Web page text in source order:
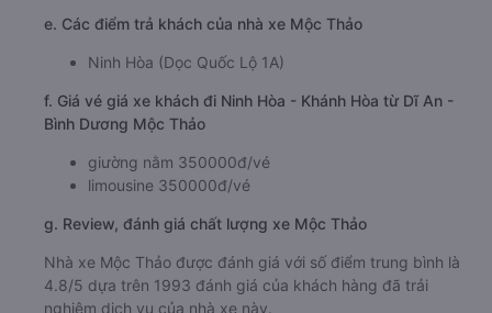
e. Các điểm trả khách của nhà xe Mộc Thảo
Ninh Hòa (Dọc Quốc Lộ 1A)
f. Giá vé giá xe khách đi Ninh Hòa - Khánh Hòa từ Dĩ An -
Bình Dương Mộc Thảo
giường nằm 350000đ/vé
limousine 350000đ/vé
g. Review, đánh giá chất lượng xe Mộc Thảo
Nhà xe Mộc Thảo được đánh giá với số điểm trung bình là
4.8/5 dựa trên 1993 đánh giá của khách hàng đã trải
nghiệm dịch vụ của nhà xe này.